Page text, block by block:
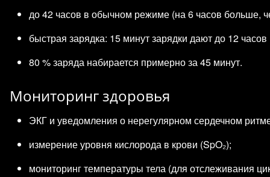
до 42 часов в обычном режиме (на 6 часов больше,
быстрая зарядка: 15 минут зарядки дают до 12
80 % заряда набирается примерно за 45 минут.
Мониторинг здоровья
ЭКГ и уведомления о нерегулярном сердечном
измерение уровня кислорода в крови (SpO₂);
мониторинг температуры тела (для отслеживания